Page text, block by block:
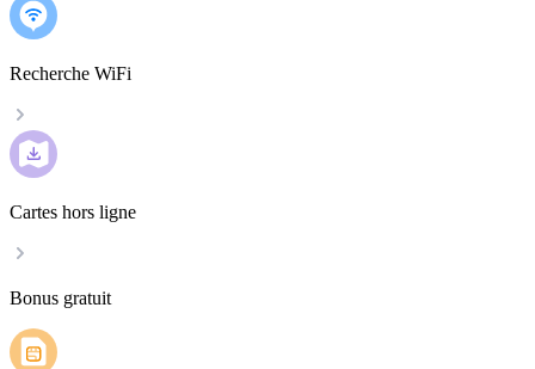
Recherche WiFi
Cartes hors ligne
Bonus gratuit